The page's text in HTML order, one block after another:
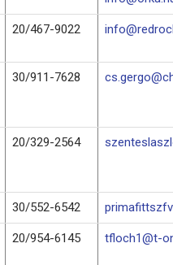
20/467-9022
30/911-7628
20/329-2564
30/552-6542
20/954-6145 tfloch1@t-